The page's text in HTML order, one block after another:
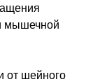
мышечной
от шейного